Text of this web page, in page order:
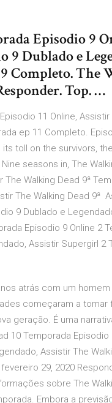
Episodio 9
9 Dublado e
Completo. The
Top. …
11 Online,
ep 11 Completo.
toll on the survivors,
seasons in, The
Walking Dead 9ª
The Walking Dead 9ª
9 Dublado e
Episodio 9 Online 2
Assistir Supergirl 2
atrás com um
começaram a tomar
geração. É uma
10 Temporada Episodio
Assistir The
29, 2020
sobre The
Embora a